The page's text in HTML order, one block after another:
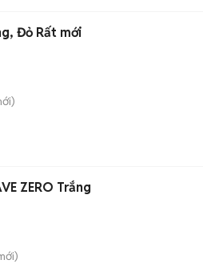
Đỏ Rất mới
ZERO Trắng